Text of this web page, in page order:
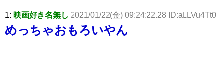
1: 映画好き名無し 2021/01/22(金) 09:24:22.28 ID:aLLVu4Tt0
めっちゃおもろいやん